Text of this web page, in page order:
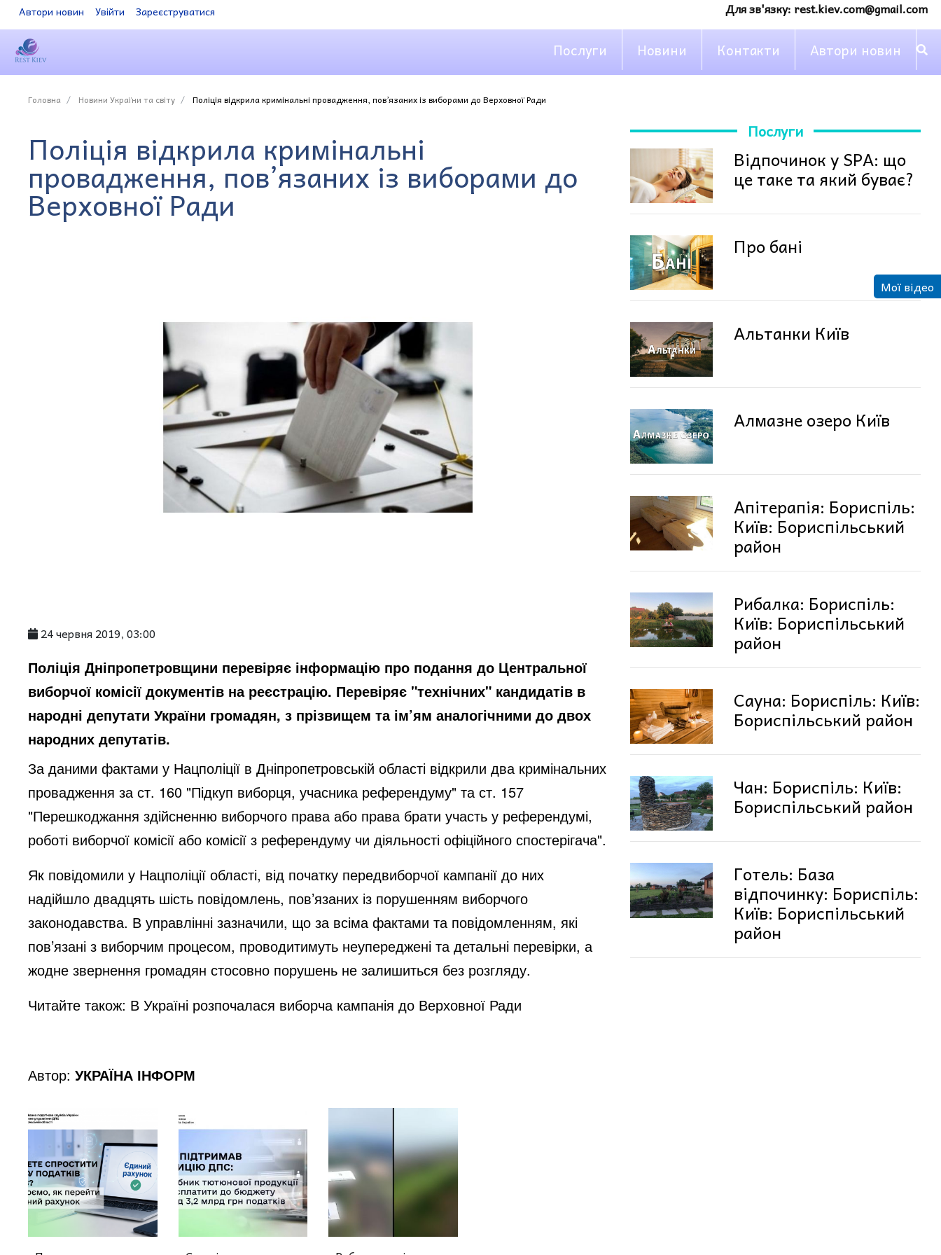
Автори новин Увійти Зареєструватися Для зв'язку: rest.kiev.com@gmail.com
Послуги Новини Контакти Автори новин
Головна Новини України та світу Поліція відкрила кримінальні провадження, пов’язаних із виборами до Верховної Ради
Поліція відкрила кримінальні
провадження, пов’язаних із виборами до
Верховної Ради
24 червня 2019, 03:00
Поліція Дніпропетровщини перевіряє інформацію про подання до Центральної
виборчої комісії документів на реєстрацію. Перевіряє "технічних" кандидатів в
народні депутати України громадян, з прізвищем та ім’ям аналогічними до двох
народних депутатів.
За даними фактами у Нацполіції в Дніпропетровській області відкрили два кримінальних
провадження за ст. 160 "Підкуп виборця, учасника референдуму" та ст. 157
"Перешкоджання здійсненню виборчого права або права брати участь у референдумі,
роботі виборчої комісії або комісії з референдуму чи діяльності офіційного спостерігача".
Як повідомили у Нацполіції області, від початку передвиборчої кампанії до них
надійшло двадцять шість повідомлень, пов’язаних із порушенням виборчого
законодавства. В управлінні зазначили, що за всіма фактами та повідомленням, які
пов’язані з виборчим процесом, проводитимуть неупереджені та детальні перевірки, а
жодне звернення громадян стосовно порушень не залишиться без розгляду.
Читайте також: В Україні розпочалася виборча кампанія до Верховної Ради
Автор:УКРАЇНА ІНФОРМ
Послуги
Відпочинок у SPA: що
це таке та який буває?
Про бані
Альтанки Київ
Алмазне озеро Київ
Апітерапія: Бориспіль:
Київ: Бориспільський
район
Рибалка: Бориспіль:
Київ: Бориспільський
район
Сауна: Бориспіль: Київ:
Бориспільський район
Чан: Бориспіль: Київ:
Бориспільський район
Готель: База
відпочинку: Бориспіль:
Київ: Бориспільський
район
Мої відео